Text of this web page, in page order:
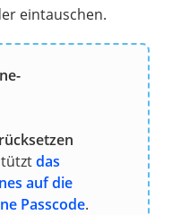
eintauschen.
das
auf die
Passcode.